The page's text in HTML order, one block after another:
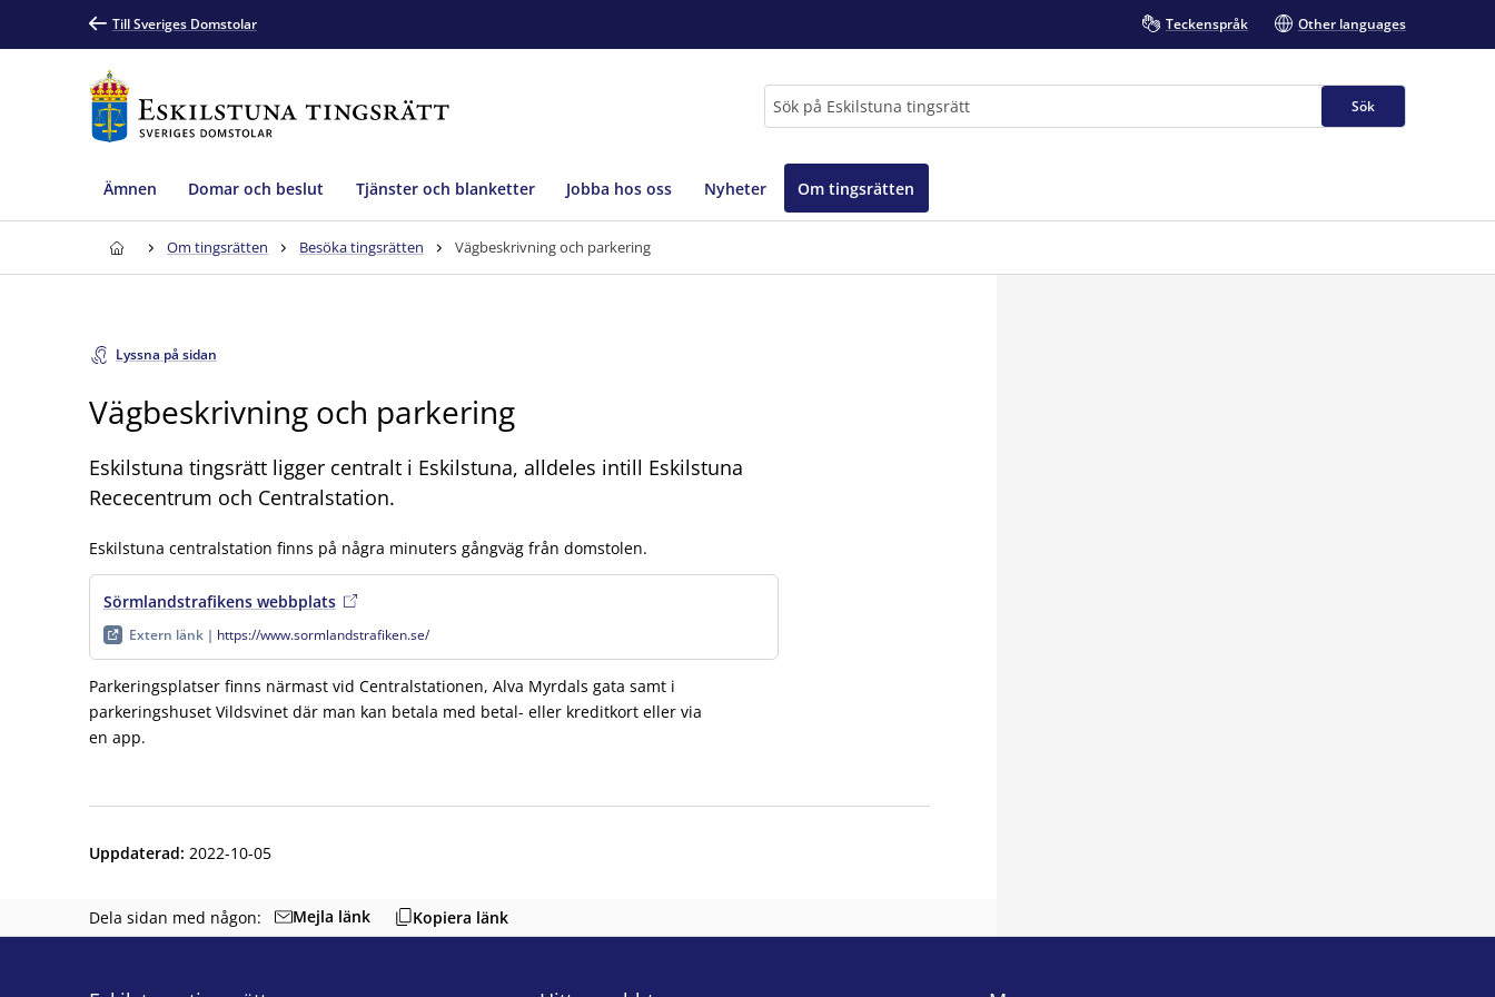
Till Sveriges Domstolar Teckenspråk Other languages
Sök
Ämnen Domar och beslut Tjänster och blanketter Jobba hos oss Nyheter Om tingsrätten
Om tingsrätten Besöka tingsrätten Vägbeskrivning och parkering
Lyssna på sidan
Vägbeskrivning och parkering
Eskilstuna tingsrätt ligger centralt i Eskilstuna, alldeles intill Eskilstuna
Rececentrum och Centralstation.
Eskilstuna centralstation finns på några minuters gångväg från domstolen.
Sörmlandstrafikens webbplats , extern länk
Extern länk https://www.sormlandstrafiken.se/
Parkeringsplatser finns närmast vid Centralstationen, Alva Myrdals gata samt i
parkeringshuset Vildsvinet där man kan betala med betal- eller kreditkort eller via
en app.
Uppdaterad: 2022-10-05
Dela sidan med någon: Mejla länk Kopiera länk